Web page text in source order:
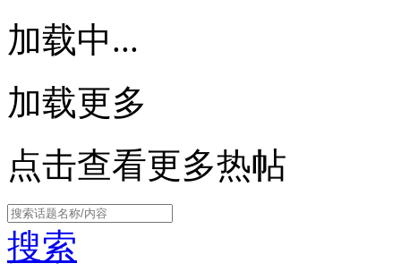
加载中...
加载更多
点击查看更多热帖
搜索